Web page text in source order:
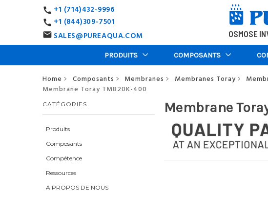
call +1 (714)432-9996
call +1 (844)309-7501
email SALES@PUREAQUA.COM OSMOSE
PRODUITS COMPOSANTS
Home > Composants > Membranes > Membranes Toray>
Membrane Toray TM820K-400
CATÉGORIES
Produits
Composants
Compétence
Ressources
À PROPOS DE NOUS
Membrane